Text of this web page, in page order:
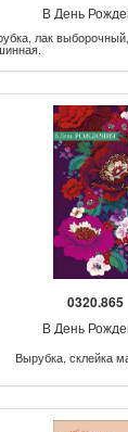
В День
лак
0320.865
В День
Вырубка, склейка